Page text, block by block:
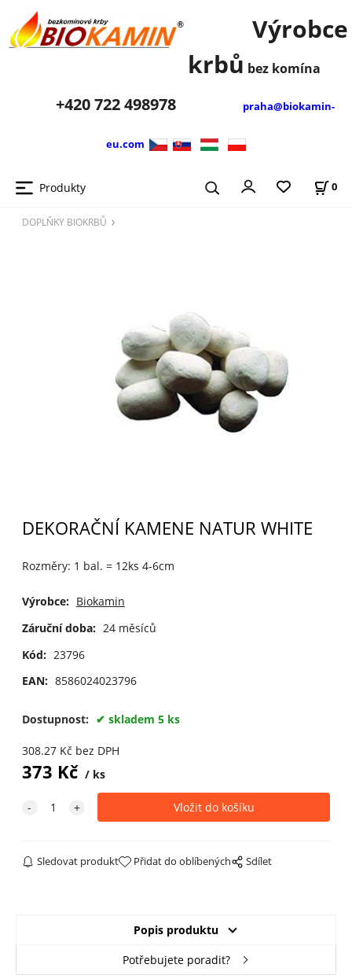
Výrobce
krbů bez komína
+420722 498978 praha@biokamin-
eu.com
Produkty 0
DOPLŇKY BIOKRBŮ
DEKORAČNÍ KAMENE NATUR WHITE
Rozměry: 1 bal. = 12ks 4-6cm
Výrobce: Biokamin
Záruční doba: 24 měsíců
Kód: 23796
EAN: 8586024023796
Dostupnost: skladem 5 ks
308.27Kč bez DPH
373 Kč ks
Sledovat produkt Přidat do oblíbených Sdílet
Popis produktu
Potřebujete poradit?